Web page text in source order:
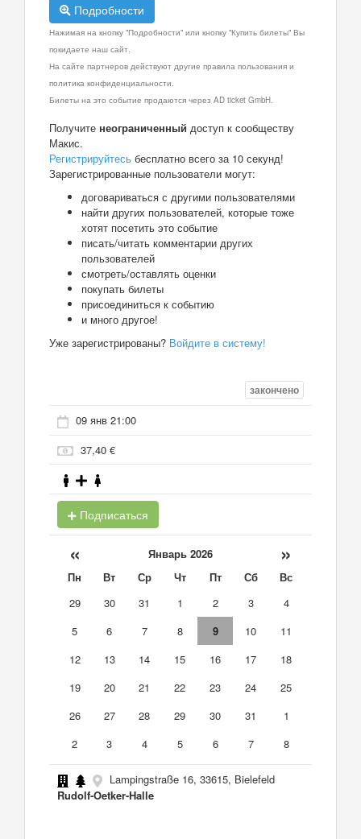
Подробности
Нажимая на кнопку "Подробности" или кнопку "Купить билеты" Вы
покидаете наш сайт.
На сайте партнеров действуют другие правила пользования и
политика конфиденциальности.
Билеты на это событие продаются через AD ticket GmbH.
Получите неограниченный доступ к сообществу
Макис.
Регистрируйтесь бесплатно всего за 10 секунд!
Зарегистрированные пользователи могут:
договариваться с другими пользователями
найти других пользователей, которые тоже
хотят посетить это событие
писать/читать комментарии других
пользователей
смотреть/оставлять оценки
покупать билеты
присоединиться к событию
и много другое!
Уже зарегистрированы? Войдите в систему!
закончено
09 янв 21:00
37,40 €
Подписаться
« Январь 2026 »
Пн Вт Ср Чт Пт Сб
Вс
29
30 31 1 2 3
4
5
6 7 8 9 10
11
12
13 14 15 16 17
18
19
20 21 22 23 24
25
26
27 28 29 30 31
1
2
3 4 5 6 7 8
Lampingstraße 16, 33615, Bielefeld
Rudolf-Oetker-Halle